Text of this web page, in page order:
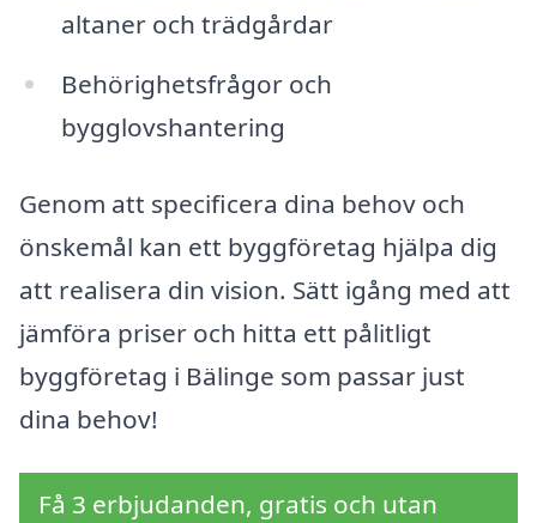
altaner och trädgårdar
Behörighetsfrågor och
bygglovshantering
Genom att specificera dina behov och
önskemål kan ett byggföretag hjälpa dig
att realisera din vision. Sätt igång med att
jämföra priser och hitta ett pålitligt
byggföretag i Bälinge som passar just
dina behov!
Få 3 erbjudanden, gratis och utan